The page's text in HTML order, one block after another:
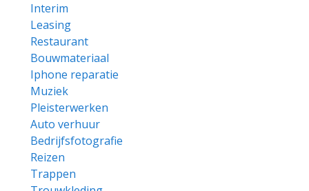
Interim
Leasing
Restaurant
Bouwmateriaal
Iphone reparatie
Muziek
Pleisterwerken
Auto verhuur
Bedrijfsfotografie
Reizen
Trappen